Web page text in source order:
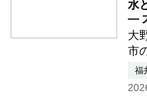
づ
水
―
大
市
か
福